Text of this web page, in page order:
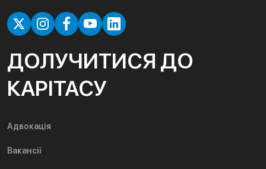
ДОЛУЧИТИСЯ ДО
КАРІТАСУ
Адвокація
Вакансії